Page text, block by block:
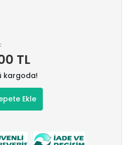
TL
kargoda!
Ekle